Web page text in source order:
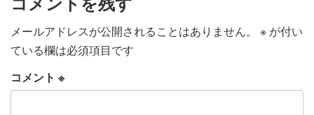
メールアドレスが公開されることはありません。 ※ が付い
ている欄は必須項目です
コメント ※